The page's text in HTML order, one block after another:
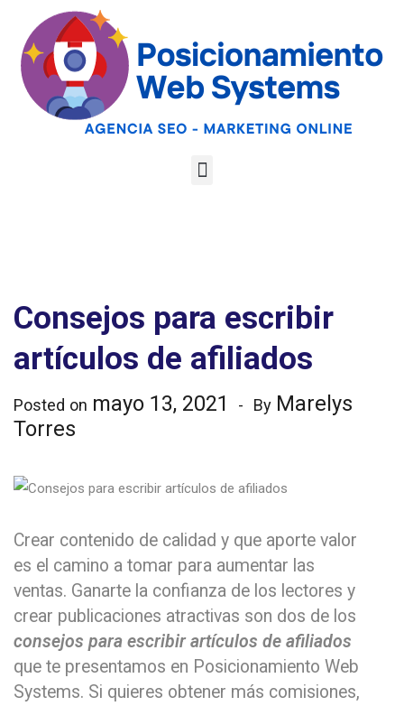
Consejos para escribir
artículos de afiliados
Posted on mayo 13, 2021 By Marelys
Torres
Crear contenido de calidad y que aporte valor
es el camino a tomar para aumentar las
ventas. Ganarte la confianza de los lectores y
crear publicaciones atractivas son dos de los
consejos para escribir artículos de afiliados
que te presentamos en Posicionamiento Web
Systems. Si quieres obtener más comisiones,
Optimiza tu web
para las AI
Google
Overviews y los
LLMs
Analiza tu web gratis